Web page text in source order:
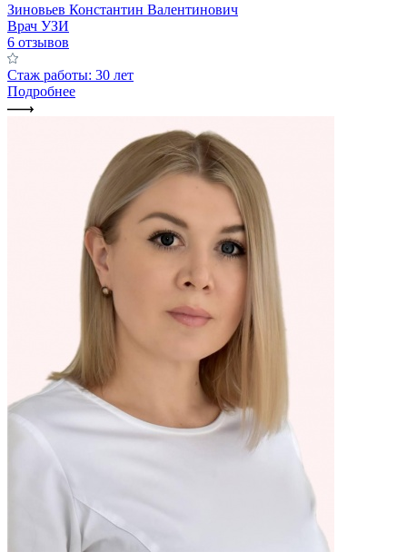
Зиновьев Константин Валентинович
Врач УЗИ
6 отзывов
Стаж работы: 30 лет
Подробнее